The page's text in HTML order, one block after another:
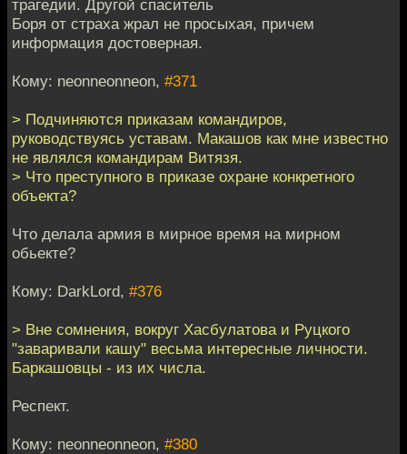
трагедии. Другой спаситель
Боря от страха жрал не просыхая, причем
информация достоверная.
Кому: neonneonneon, #371
> Подчиняются приказам командиров,
руководствуясь уставам. Макашов как мне известно
не являлся командирам Витязя.
> Что преступного в приказе охране конкретного
объекта?
Что делала армия в мирное время на мирном
обьекте?
Кому: DarkLord, #376
> Вне сомнения, вокруг Хасбулатова и Руцкого
"заваривали кашу" весьма интересные личности.
Баркашовцы - из их числа.
Респект.
Кому: neonneonneon, #380